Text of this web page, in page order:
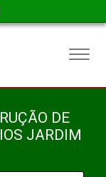
DE
JARDIM